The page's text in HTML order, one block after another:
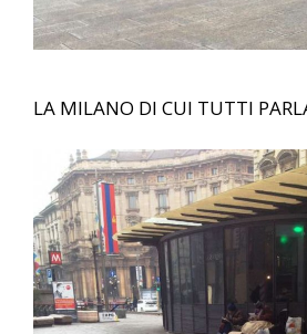
LA MILANO DI CUI TUTTI